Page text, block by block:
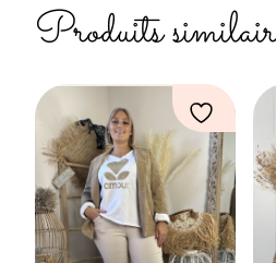
Produits